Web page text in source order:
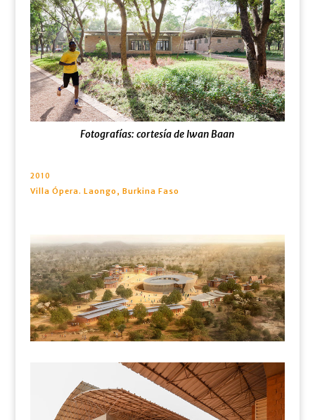
Fotografías: cortesía de Iwan Baan
2010
Villa Ópera. Laongo, Burkina Faso